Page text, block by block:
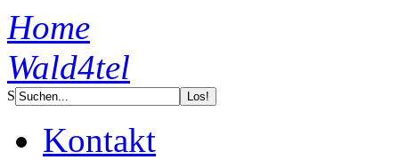
Home
Wald4tel
S
Kontakt